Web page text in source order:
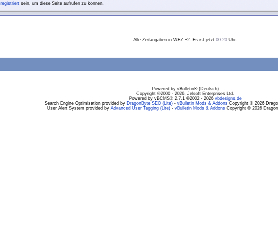
registriertsein, um diese Seite aufrufen zu können.
Alle Zeitangaben in WEZ +2. Es ist jetzt 00:20 Uhr.
Powered by vBulletin® (Deutsch)
Copyright ©2000 - 2026, Jelsoft Enterprises Ltd.
Powered by vBCMS® 2.7.1 ©2002 - 2026 vbdesigns.de
Search Engine Optimisation provided by DragonByte SEO (Lite)- vBulletin Mods & AddonsCopyright © 2026
User Alert System provided by Advanced User Tagging (Lite)- vBulletin Mods & AddonsCopyright © 2026